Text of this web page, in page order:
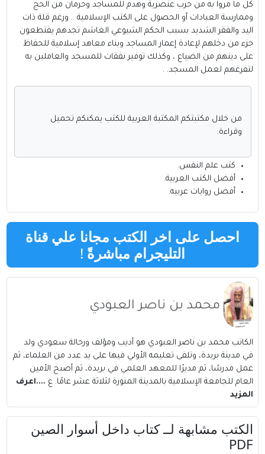
كل ما مروا به من حرب عنصرية وهدم للمساجد وحرمان من الحج
وممارسة العبادات أو الحصول على الكتب الإسلامية .. ورغم قلة ذات
اليد والفقر الشديد بسبب الحكم الشيوعي الغاشم تجدهم يقتطعون
جزء من دخلهم لإعادة إعمار المساجد وبناء معاهد إسلامية للحفاظ
على دينهم من الضياع ، وكذلك توفير نفقات للمسجد والعاملين به
لتفرغهم لعمل المسجد. .
من خلال مكتبتكم المكتبة العربية للكتب يمكنكم تحميل
وقراءة:
كتب علم النفس.
أفضل الكتب العربية.
أفضل روايات عربيه.
احصل على اخر الكتب مجانا علي قناة
التليجرام مباشرةً !
محمد بن ناصر العبودي
الكاتب محمد بن ناصر العبودي هو أديب ومؤلف ورحالة سعودي ولد
في مدينة بريدة، وتلقى تعليمه الأولي فيها على يد عدد من العلماء، ثم
عمل مدرسًا، ثم مديرًا للمعهد العلمي في بريدة، ثم أصبح الأمين
العام للجامعة الإسلامية بالمدينة المنورة لثلاثة عشر عامًا. ع ....اعرف
المزيد
الكتب مشابهة لــ كتاب داخل أسوار الصين
PDF